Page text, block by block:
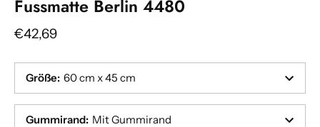
Fussmatte Berlin 4480
€42,69
Größe: 60 cm x 45 cm
Gummirand: Mit Gummirand